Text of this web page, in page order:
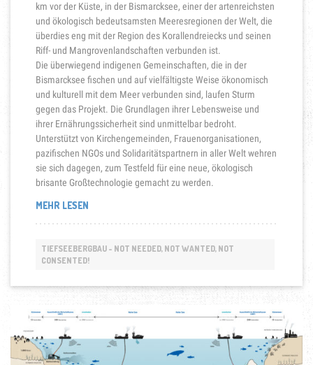
km vor der Küste, in der Bismarcksee, einer der artenreichsten
und ökologisch bedeutsamsten Meeresregionen der Welt, die
überdies eng mit der Region des Korallendreiecks und seinen
Riff- und Mangrovenlandschaften verbunden ist.
Die überwiegend indigenen Gemeinschaften, die in der
Bismarcksee fischen und auf vielfältigste Weise ökonomisch
und kulturell mit dem Meer verbunden sind, laufen Sturm
gegen das Projekt. Die Grundlagen ihrer Lebensweise und
ihrer Ernährungssicherheit sind unmittelbar bedroht.
Unterstützt von Kirchengemeinden, Frauenorganisationen,
pazifischen NGOs und Solidaritätspartnern in aller Welt wehren
sie sich dagegen, zum Testfeld für eine neue, ökologisch
brisante Großtechnologie gemacht zu werden.
MEHR LESEN„SOLWARA
DES
WIDERSTANDS
OZEANIEN“
TIEFSEEBERGBAU - NOT NEEDED, NOT WANTED, NOT
CONSENTED!